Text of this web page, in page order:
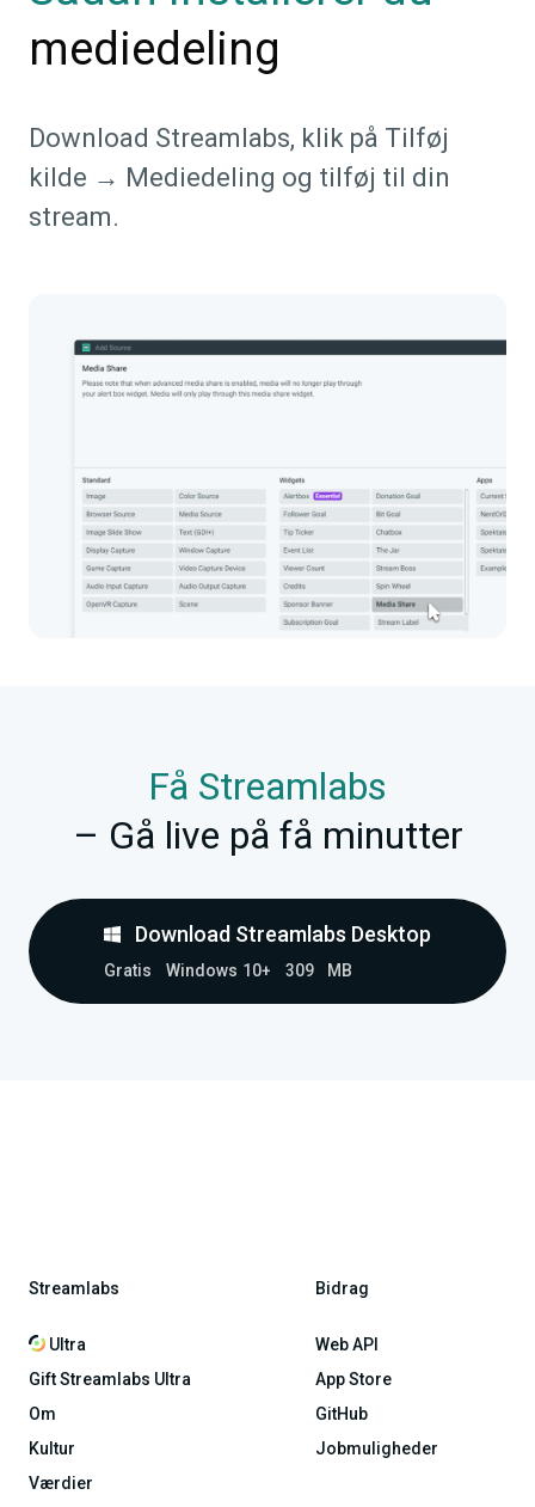
mediedeling
Download Streamlabs, klik på Tilføj
kilde → Mediedeling og tilføj til din
stream.
Få Streamlabs
– Gå live på få minutter
Download Streamlabs Desktop
Gratis Windows 10+ 309 MB
Streamlabs
Ultra
Gift Streamlabs Ultra
Om
Kultur
Værdier
Bidrag
Web API
App Store
GitHub
Jobmuligheder